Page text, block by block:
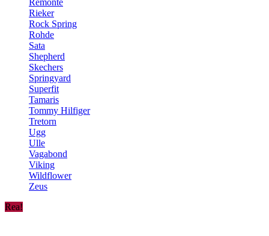
Rieker
Rock Spring
Rohde
Sata
Shepherd
Skechers
Springyard
Superfit
Tamaris
Tommy Hilfiger
Tretorn
Ugg
Ulle
Vagabond
Viking
Wildflower
Zeus
Rea!